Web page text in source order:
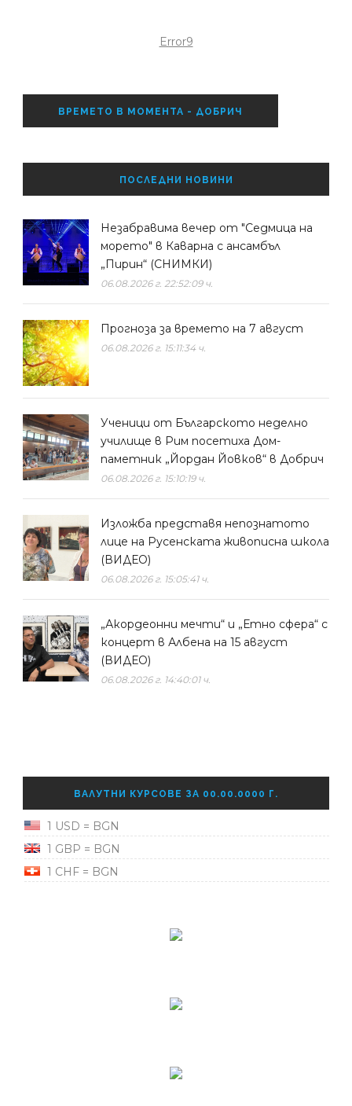
Error9
ВРЕМЕТО В МОМЕНТА - ДОБРИЧ
ПОСЛЕДНИ НОВИНИ
Незабравима вечер от "Седмица на
морето" в Каварна с ансамбъл
„Пирин“ (СНИМКИ)
06.08.2026 г. 22:52:09 ч.
Прогноза за времето на 7 август
06.08.2026 г. 15:11:34 ч.
Ученици от Българското неделно
училище в Рим посетиха Дом-
паметник „Йордан Йовков“ в Добрич
06.08.2026 г. 15:10:19 ч.
Изложба представя непознатото
лице на Русенската живописна школа
(ВИДЕО)
06.08.2026 г. 15:05:41 ч.
„Акордеонни мечти“ и „Етно сфера“ с
концерт в Албена на 15 август
(ВИДЕО)
06.08.2026 г. 14:40:01 ч.
ВАЛУТНИ КУРСОВЕ ЗА 00.00.0000 Г.
1 USD = BGN
1 GBP = BGN
1 CHF = BGN